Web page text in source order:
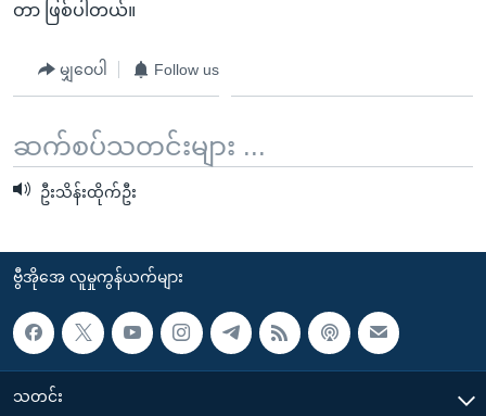
တာ ဖြစ်ပါတယ်။
မျှဝေပါ Follow us
ဆက်စပ်သတင်းများ ...
ဦးသိန်းထိုက်ဦး
ဗွီအိုအေ လူမှုကွန်ယက်များ
သတင်း